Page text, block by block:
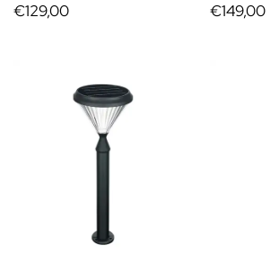
€129,00 €149,00